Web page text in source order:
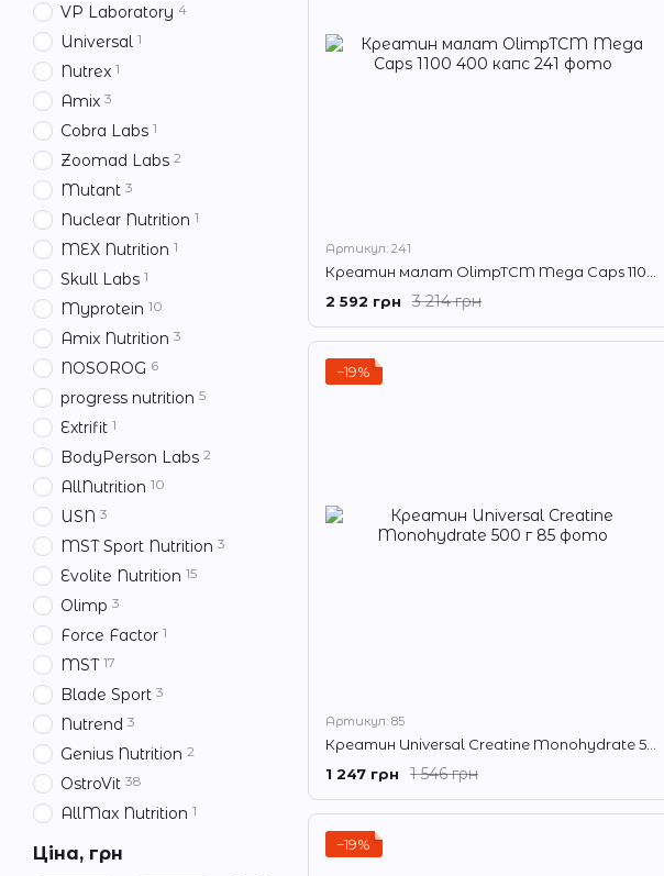
Артикул: 241
3 214 грн
2 592 грн
−19%
Артикул: 85
1 546 грн
1 247 грн
−19%
VP Laboratory 4
Universal 1
Nutrex 1
Amix 3
Cobra Labs 1
Zoomad Labs 2
Mutant 3
Nuclear Nutrition 1
MEX Nutrition 1
Skull Labs 1
Myprotein 10
Amix Nutrition 3
NOSOROG 6
progress nutrition 5
Extrifit 1
BodyPerson Labs 2
AllNutrition 10
USN 3
MST Sport Nutrition 3
Evolite Nutrition 15
Olimp 3
Force Factor 1
MST 17
Blade Sport 3
Nutrend 3
Genius Nutrition 2
OstroVit 38
AllMax Nutrition 1
Ціна, грн